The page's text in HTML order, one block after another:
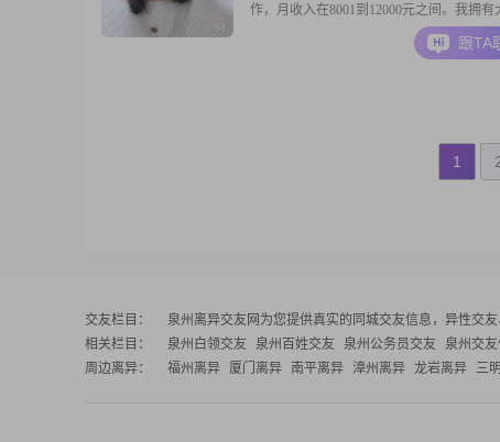
作，月收入在8001到12000元之间。我拥有
历，在工作中我一直保持着认真负责的态度
得自己是一个善解人意的人，能够理解和尊
跟TA
1
交友栏目： 泉州离异交友网 为您提供真实的同城交友信息，异性交
相关栏目：
泉州白领交友 泉州百姓交友 泉州公务员交友 泉州交
周边离异：
福州离异 厦门离异 南平离异 漳州离异 龙岩离异 三